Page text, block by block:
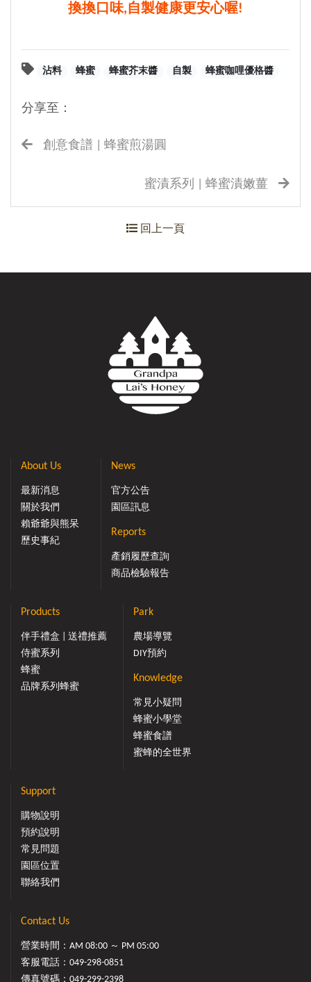
換換口味,自製健康更安心喔!
沾料 蜂蜜 蜂蜜芥末醬 自製 蜂蜜咖哩優格醬
分享至：
創意食譜 | 蜂蜜煎湯圓
蜜漬系列 | 蜂蜜漬嫩薑
回上一頁
About Us
最新消息
關於我們
賴爺爺與熊呆
歷史事紀
News
官方公告
園區訊息
Reports
產銷履歷查詢
商品檢驗報告
Products
伴手禮盒 | 送禮推薦
侍蜜系列
蜂蜜
品牌系列蜂蜜
Park
農場導覽
DIY預約
Knowledge
常見小疑問
蜂蜜小學堂
蜂蜜食譜
蜜蜂的全世界
Support
購物說明
預約說明
常見問題
園區位置
聯絡我們
Contact Us
營業時間：AM 08:00 ～ PM 05:00
客服電話： 049-298-0851
傳真號碼：049-299-2398